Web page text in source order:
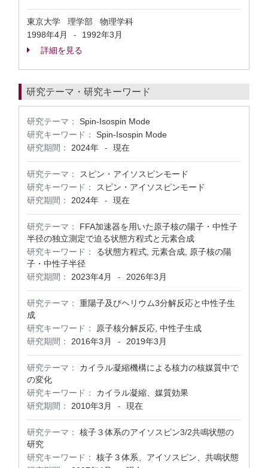
東京大学 理学部 物理学科
1998年4月
-
1992年3月
詳細を見る
研究テーマ・研究キーワード
研究テーマ：
Spin-Isospin Mode
研究キーワード：
Spin-Isospin Mode
研究期間：
2024年 - 現在
研究テーマ：
スピン・アイソスピンモード
研究キーワード：
スピン・アイソスピンモード
研究期間：
2024年 - 現在
研究テーマ：
FFA加速器を用いた原子核の陽子・中性子
半径の独立測定で迫る状態方程式と元素合成
研究キーワード：
る状態方程式, 元素合成, 原子核の陽
子・中性子半径
研究期間：
2023年4月 - 2026年3月
研究テーマ：
重陽子及びヘリウム3分解反応と中性子生
成
研究キーワード：
原子核分解反応, 中性子生成
研究期間：
2016年3月 - 2019年3月
研究テーマ：
カイラル凝縮機構による核力の核媒質中で
の変化
研究キーワード：
カイラル凝縮、媒質効果
研究期間：
2010年3月 - 現在
研究テーマ：
核子３体系のアイソスピン3/2共鳴状態の
研究
研究キーワード：
核子３体系、アイソスピン、共鳴状態